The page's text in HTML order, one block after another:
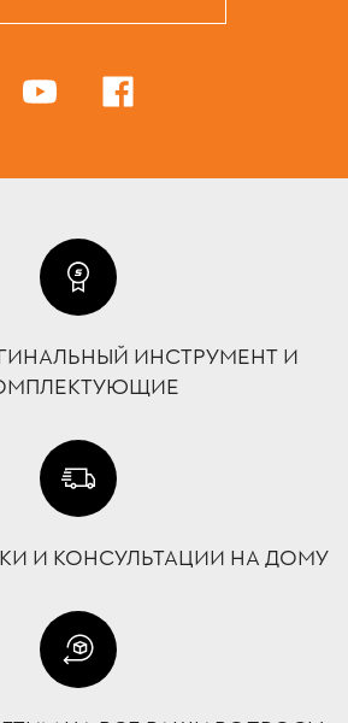
ИНСТРУМЕНТ И
И КОНСУЛЬТАЦИИ НА ДОМУ